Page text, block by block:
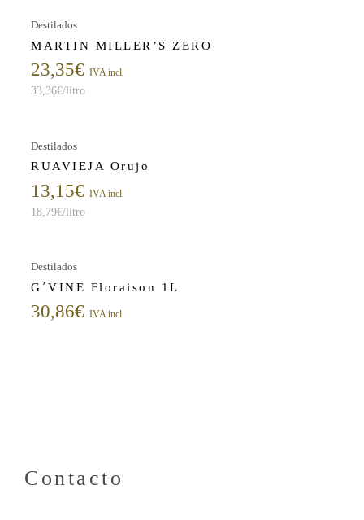
Destilados
MARTIN MILLER’S ZERO
23,35€ IVA incl.
33,36€/litro
Destilados
RUAVIEJA Orujo
13,15€ IVA incl.
18,79€/litro
Destilados
G´VINE Floraison 1L
30,86€ IVA incl.
Contacto